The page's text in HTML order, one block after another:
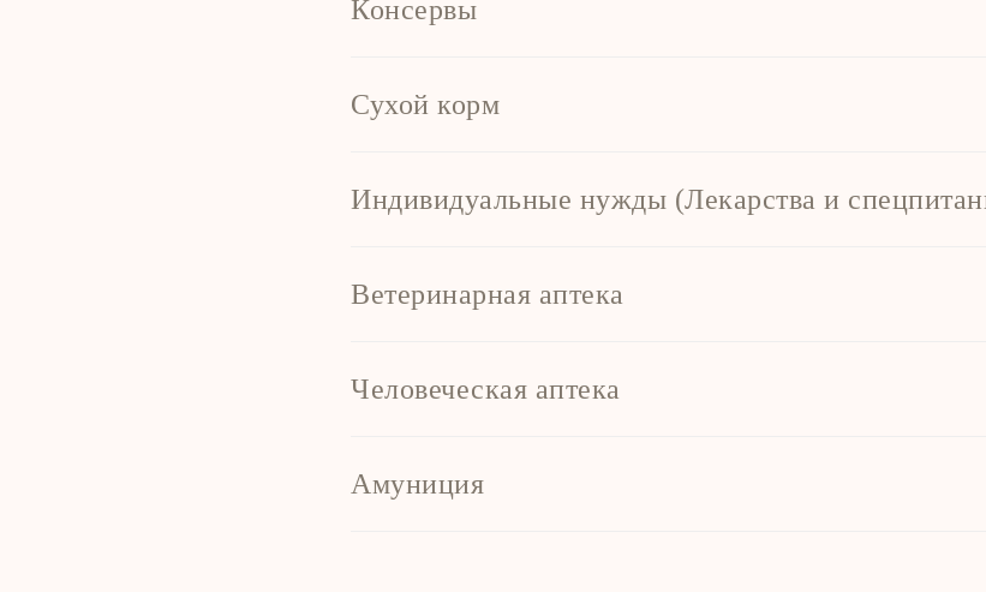
Консервы
Сухой корм
Индивидуальные нужды (Лекарства и
Ветеринарная аптека
Человеческая аптека
Амуниция